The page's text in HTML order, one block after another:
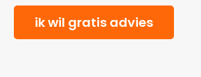
ik wil gratis advies